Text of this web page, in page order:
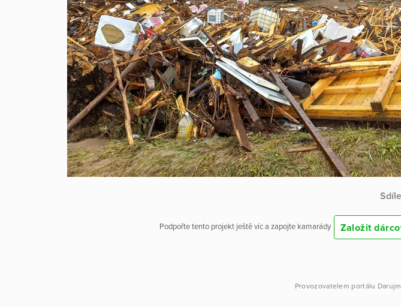
Podpořte tento projekt ještě víc a zapojte kamarády Založit
Provozovatelem portálu